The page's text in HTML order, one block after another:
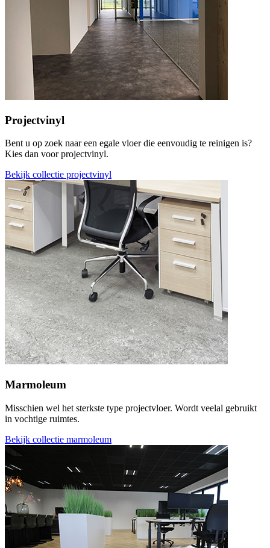
Projectvinyl
Bent u op zoek naar een egale vloer die eenvoudig te reinigen is?
Kies dan voor projectvinyl.
Bekijk collectie projectvinyl
Marmoleum
Misschien wel het sterkste type projectvloer. Wordt veelal gebruikt
in vochtige ruimtes.
Bekijk collectie marmoleum